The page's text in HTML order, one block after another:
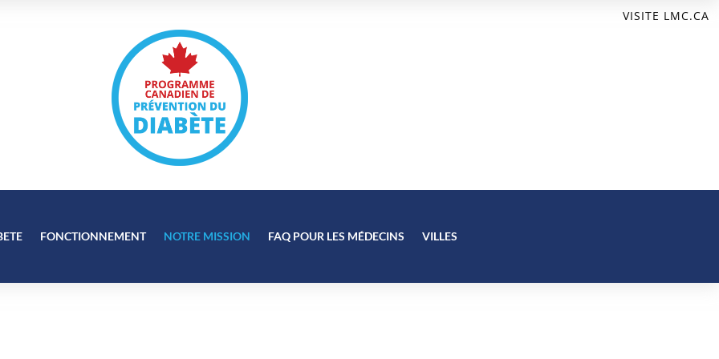
VISITE LMC.CA
FONCTIONNEMENT NOTRE MISSION FAQ POUR LES MÉDECINS VILLES